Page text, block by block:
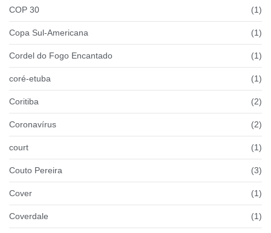
COP 30 (1)
Copa Sul-Americana (1)
Cordel do Fogo Encantado (1)
coré-etuba (1)
Coritiba (2)
Coronavírus (2)
court (1)
Couto Pereira (3)
Cover (1)
Coverdale (1)